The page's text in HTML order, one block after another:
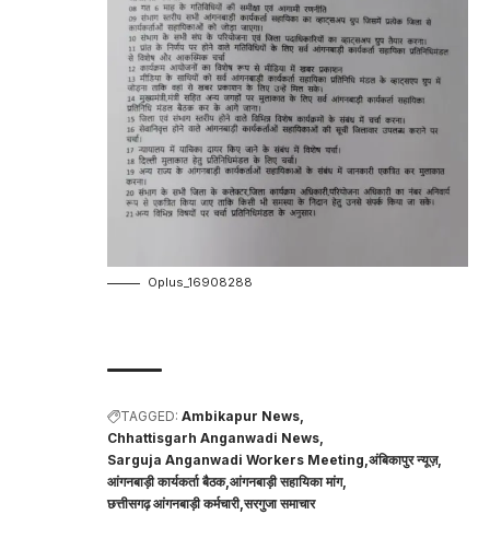
Oplus_16908288
TAGGED: Ambikapur News
Chhattisgarh Anganwadi News
Sarguja Anganwadi Workers Meeting अंबिकापुर न्यूज़
आंगनबाड़ी कार्यकर्ता बैठक आंगनबाड़ी सहायिका मांग
छत्तीसगढ़ आंगनबाड़ी कर्मचारी सरगुजा समाचार